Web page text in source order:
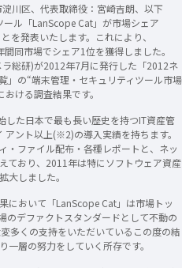
川区、代表取締役：宮崎吉朗、以下
ール「LanScope Cat」が市場シェア
発表いたします。これにより、
同市場でシェア1位を獲得しました。
総研)が2012年7月に発行した「2012ネ
」の“端末管理・セキュリティツール市場
ける調査結果です。
した日本で最も長い歴史を持つIT資産管
ント以上(※2)の導入実績を持ちます。
・ファイル配布・各種レポートと、ネッ
ており、2011年は特にソフトウェア資産
大しました。
において「LanScope Cat」は市場トッ
のデファクトスタンダードとして不動の
多くの支持をいただいているこの度の結
層の努力をしていく所存です。